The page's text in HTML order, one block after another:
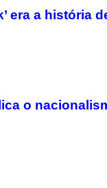
era a
o